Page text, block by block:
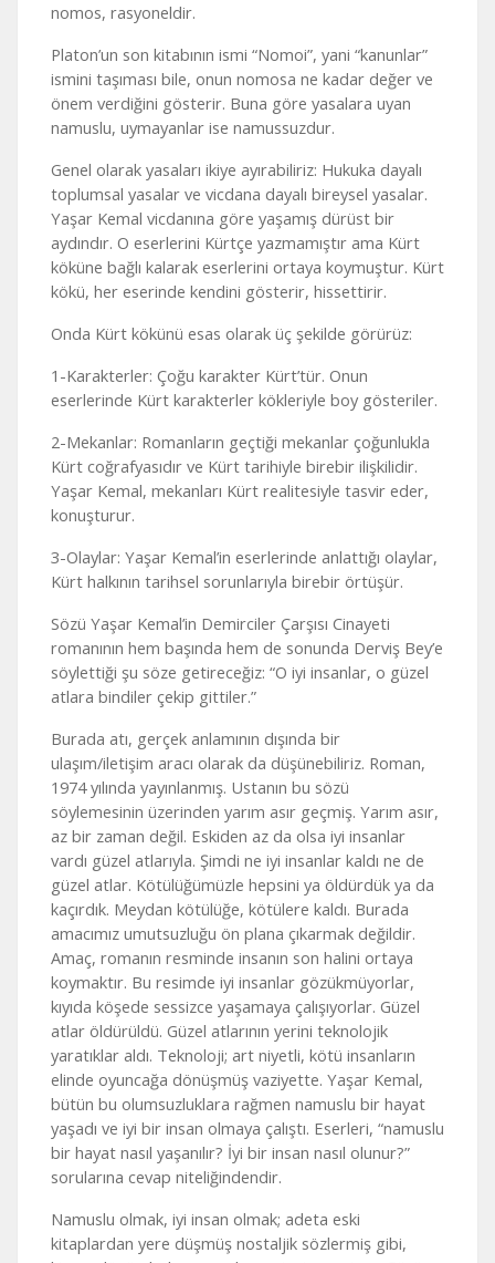
nomos, rasyoneldir.
Platon’un son kitabının ismi “Nomoi”, yani “kanunlar”
ismini taşıması bile, onun nomosa ne kadar değer ve
önem verdiğini gösterir. Buna göre yasalara uyan
namuslu, uymayanlar ise namussuzdur.
Genel olarak yasaları ikiye ayırabiliriz: Hukuka dayalı
toplumsal yasalar ve vicdana dayalı bireysel yasalar.
Yaşar Kemal vicdanına göre yaşamış dürüst bir
aydındır. O eserlerini Kürtçe yazmamıştır ama Kürt
köküne bağlı kalarak eserlerini ortaya koymuştur. Kürt
kökü, her eserinde kendini gösterir, hissettirir.
Onda Kürt kökünü esas olarak üç şekilde görürüz:
1-Karakterler: Çoğu karakter Kürt’tür. Onun
eserlerinde Kürt karakterler kökleriyle boy gösteriler.
2-Mekanlar: Romanların geçtiği mekanlar çoğunlukla
Kürt coğrafyasıdır ve Kürt tarihiyle birebir ilişkilidir.
Yaşar Kemal, mekanları Kürt realitesiyle tasvir eder,
konuşturur.
3-Olaylar: Yaşar Kemal’in eserlerinde anlattığı olaylar,
Kürt halkının tarihsel sorunlarıyla birebir örtüşür.
Sözü Yaşar Kemal’in Demirciler Çarşısı Cinayeti
romanının hem başında hem de sonunda Derviş Bey’e
söylettiği şu söze getireceğiz: “O iyi insanlar, o güzel
atlara bindiler çekip gittiler.”
Burada atı, gerçek anlamının dışında bir
ulaşım/iletişim aracı olarak da düşünebiliriz. Roman,
1974 yılında yayınlanmış. Ustanın bu sözü
söylemesinin üzerinden yarım asır geçmiş. Yarım asır,
az bir zaman değil. Eskiden az da olsa iyi insanlar
vardı güzel atlarıyla. Şimdi ne iyi insanlar kaldı ne de
güzel atlar. Kötülüğümüzle hepsini ya öldürdük ya da
kaçırdık. Meydan kötülüğe, kötülere kaldı. Burada
amacımız umutsuzluğu ön plana çıkarmak değildir.
Amaç, romanın resminde insanın son halini ortaya
koymaktır. Bu resimde iyi insanlar gözükmüyorlar,
kıyıda köşede sessizce yaşamaya çalışıyorlar. Güzel
atlar öldürüldü. Güzel atlarının yerini teknolojik
yaratıklar aldı. Teknoloji; art niyetli, kötü insanların
elinde oyuncağa dönüşmüş vaziyette. Yaşar Kemal,
bütün bu olumsuzluklara rağmen namuslu bir hayat
yaşadı ve iyi bir insan olmaya çalıştı. Eserleri, “namuslu
bir hayat nasıl yaşanılır? İyi bir insan nasıl olunur?”
sorularına cevap niteliğindendir.
Namuslu olmak, iyi insan olmak; adeta eski
kitaplardan yere düşmüş nostaljik sözlermiş gibi,